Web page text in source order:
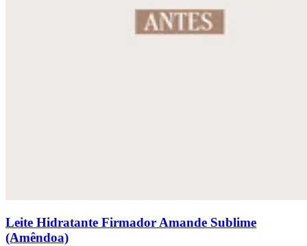
Leite Hidratante Firmador Amande Sublime
(Amêndoa)